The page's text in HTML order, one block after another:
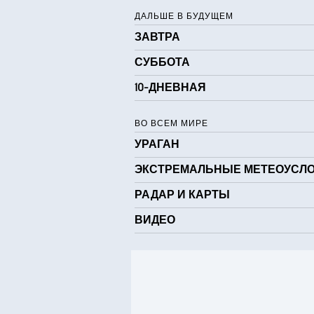
Точка росы
AccuLumen Brightness Index™
ДАЛЬШЕ В БУДУЩЕМ
ЗАВТРА
СУББОТА
10-ДНЕВНАЯ
ВО ВСЕМ МИРЕ
УРАГАН
ЭКСТРЕМАЛЬНЫЕ
РАДАР И КАРТЫ
ВИДЕО